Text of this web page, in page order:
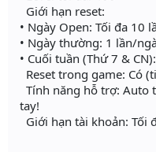
Giới hạn reset:
• Ngày Open: Tối đa 10
• Ngày thường: 1 lần/
• Cuối tuần (Thứ 7 &
Reset trong game: Có
Tính năng hỗ trợ: Auto
tay!
Giới hạn tài khoản: Tối